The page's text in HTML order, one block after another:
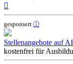
gesponsert ⓘ
Stellenangebote auf
kostenfrei für